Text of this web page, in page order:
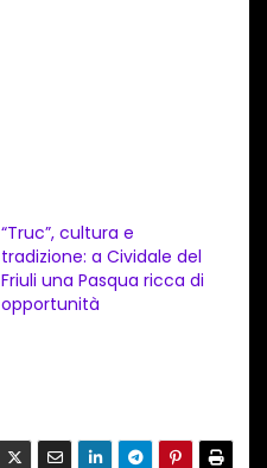
“Truc”, cultura e
tradizione: a Cividale del
Friuli una Pasqua ricca di
opportunità